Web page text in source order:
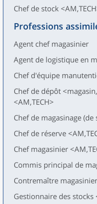
Chef de stock
Professions
Agent chef magasinier
Agent de logistique en
Chef d'équipe
Chef de dépôt
<AM,TECH>
Chef de magasinage
Chef de réserve
Chef magasinier
Commis principal de
Contremaître
Gestionnaire des stocks